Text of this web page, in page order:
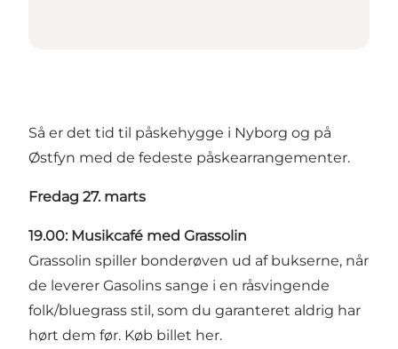
Så er det tid til påskehygge i Nyborg og på
Østfyn med de fedeste påskearrangementer.
Fredag 27. marts
19.00: Musikcafé med Grassolin
Grassolin spiller bonderøven ud af bukserne, når
de leverer Gasolins sange i en råsvingende
folk/bluegrass stil, som du garanteret aldrig har
hørt dem før. Køb billet her.